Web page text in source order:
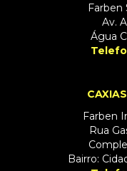
Farben
Av.
Água
Farben
Rua
Bairro: